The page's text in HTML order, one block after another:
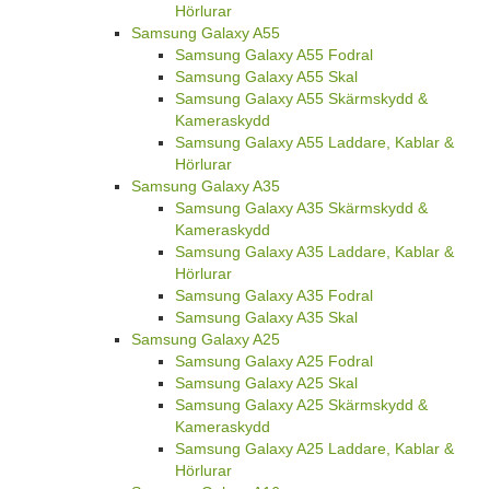
Hörlurar
Samsung Galaxy A55
Samsung Galaxy A55 Fodral
Samsung Galaxy A55 Skal
Samsung Galaxy A55 Skärmskydd &
Kameraskydd
Samsung Galaxy A55 Laddare, Kablar &
Hörlurar
Samsung Galaxy A35
Samsung Galaxy A35 Skärmskydd &
Kameraskydd
Samsung Galaxy A35 Laddare, Kablar &
Hörlurar
Samsung Galaxy A35 Fodral
Samsung Galaxy A35 Skal
Samsung Galaxy A25
Samsung Galaxy A25 Fodral
Samsung Galaxy A25 Skal
Samsung Galaxy A25 Skärmskydd &
Kameraskydd
Samsung Galaxy A25 Laddare, Kablar &
Hörlurar